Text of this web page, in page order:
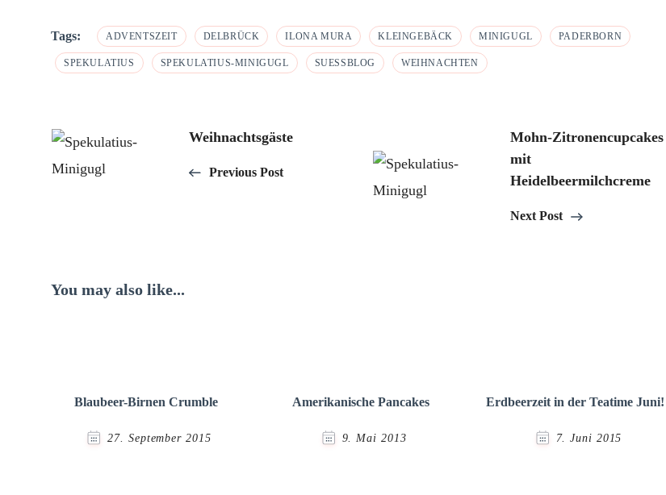
Tags: ADVENTSZEIT DELBRÜCK ILONA MURA KLEINGEBÄCK MINIGUGL PADERBORN
SPEKULATIUS SPEKULATIUS-MINIGUGL SUESSBLOG WEIHNACHTEN
Post
Weihnachtsgäste
Previous Post
Mohn-Zitronencupcakes
mit
Heidelbeermilchcreme
Next Post
You may also like...
Blaubeer-Birnen Crumble
27. September 2015
Amerikanische Pancakes
9. Mai 2013
Erdbeerzeit in der Teatime Juni!
7. Juni 2015